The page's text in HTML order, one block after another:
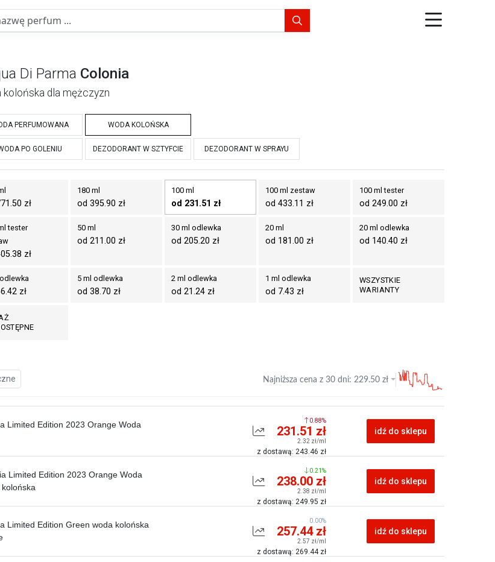
Di Parma Colonia
kolońska dla mężczyzn
PERFUMOWANA WODA KOLOŃSKA
PO GOLENIU DEZODORANT W SZTYFCIE DEZODORANT W SPRAYU
zł
180 ml
od 395.90 zł
100 ml
od 231.51 zł
100 ml zestaw
od 433.11 zł
100 ml tester
od 249.00 zł
tester
zł
50 ml
od 211.00 zł
30 ml odlewka
od 205.20 zł
20 ml
od 181.00 zł
20 ml odlewka
od 140.40 zł
zł
5 ml odlewka
od 38.70 zł
2 ml odlewka
od 21.24 zł
1 ml odlewka
od 7.43 zł
WSZYSTKIE
WARIANTY
Najniższa cena z 30 dni: 229.50 zł
Limited Edition 2023 Orange Woda
231.51 zł
2.32 zł/ml
z dostawą: 243.46 zł
0.88%
idź do sklepu
Limited Edition 2023 Orange Woda
238.00 zł
2.38 zł/ml
z dostawą: 249.95 zł
0.21%
idź do sklepu
Limited Edition Green woda kolońska
257.44 zł
2.57 zł/ml
z dostawą: 269.44 zł
0.00%
idź do sklepu